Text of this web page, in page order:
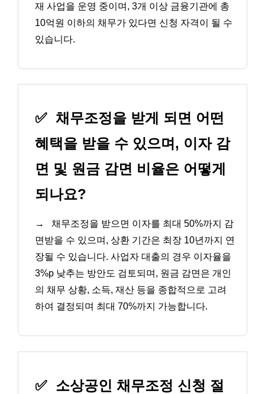
재 사업을 운영 중이며, 3개 이상 금융기관에 총
10억원 이하의 채무가 있다면 신청 자격이 될 수
있습니다.
✅ 채무조정을 받게 되면 어떤
혜택을 받을 수 있으며, 이자 감
면 및 원금 감면 비율은 어떻게
되나요?
→
채무조정을 받으면 이자를 최대 50%까지 감
면받을 수 있으며, 상환 기간은 최장 10년까지 연
장될 수 있습니다. 사업자 대출의 경우 이자율을
3%p 낮추는 방안도 검토되며, 원금 감면은 개인
의 채무 상황, 소득, 재산 등을 종합적으로 고려
하여 결정되며 최대 70%까지 가능합니다.
✅ 소상공인 채무조정 신청 절